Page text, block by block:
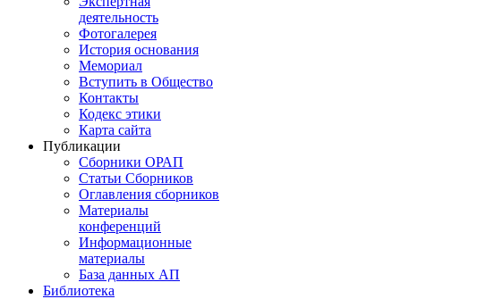
деятельность
Фотогалерея
История основания
Мемориал
Вступить в Общество
Контакты
Кодекс этики
Карта сайта
Публикации
Сборники ОРАП
Статьи Сборников
Оглавления сборников
Материалы
конференций
Информационные
материалы
База данных АП
Библиотека